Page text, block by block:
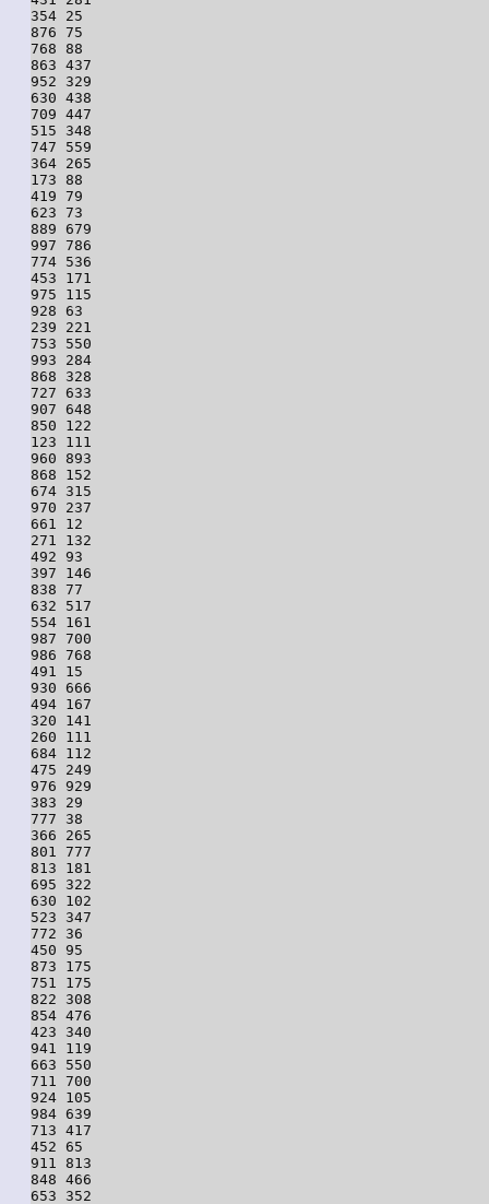
354 25
876 75
768 88
863 437
952 329
630 438
709 447
515 348
747 559
364 265
173 88
419 79
623 73
889 679
997 786
774 536
453 171
975 115
928 63
239 221
753 550
993 284
868 328
727 633
907 648
850 122
123 111
960 893
868 152
674 315
970 237
661 12
271 132
492 93
397 146
838 77
632 517
554 161
987 700
986 768
491 15
930 666
494 167
320 141
260 111
684 112
475 249
976 929
383 29
777 38
366 265
801 777
813 181
695 322
630 102
523 347
772 36
450 95
873 175
751 175
822 308
854 476
423 340
941 119
663 550
711 700
924 105
984 639
713 417
452 65
911 813
848 466
653 352